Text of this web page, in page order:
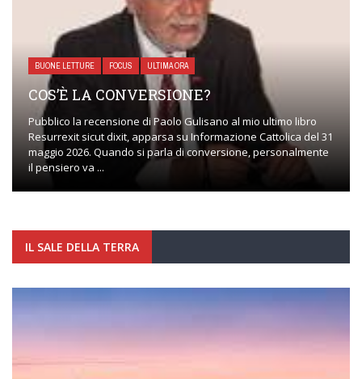
BUONE LETTURE FOCUS ULTIMA ORA
COS’È LA CONVERSIONE?
Pubblico la recensione di Paolo Gulisano al mio ultimo libro
Resurrexit sicut dixit, apparsa su Informazione Cattolica del 31
maggio 2026. Quando si parla di conversione, personalmente
il pensiero va ...
IL SALE DELLA TERRA